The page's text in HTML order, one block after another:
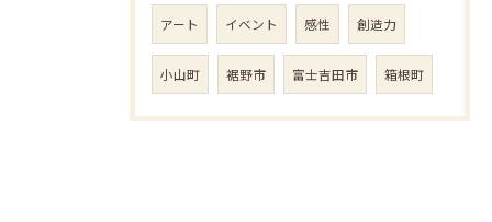
アート イベント 感性 創造力
小山町 裾野市 富士吉田市 箱根町